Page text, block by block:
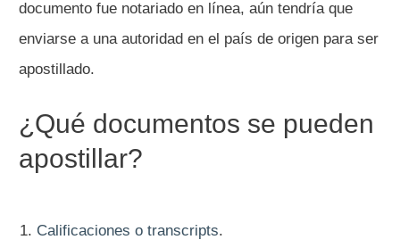
documento fue notariado en línea, aún tendría que
enviarse a una autoridad en el país de origen para ser
apostillado.
¿Qué documentos se pueden
apostillar?
Calificaciones o transcripts.